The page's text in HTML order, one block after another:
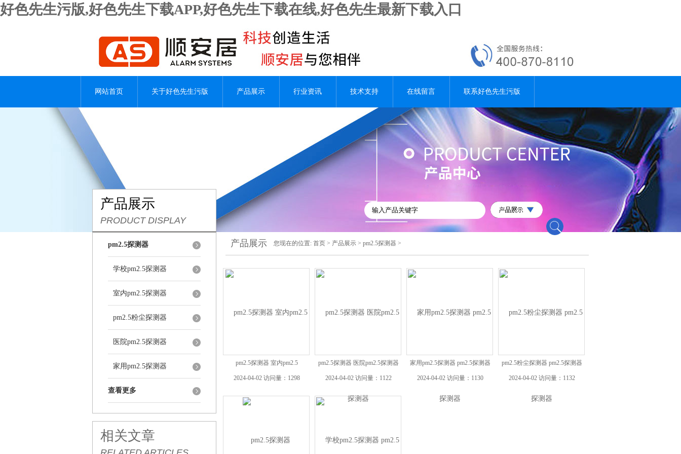
好色先生污版,好色先生下载APP,好色先生下载在线,好色先生最新下载入口
网站首页 关于好色先生污版 产品展示 行业资讯 技术支持 在线留言 联系好色先生污版
产品展示
PRODUCT DISPLAY
pm2.5探测器
学校pm2.5探测器
室内pm2.5探测器
pm2.5粉尘探测器
医院pm2.5探测器
家用pm2.5探测器
查看更多
相关文章
产品展示 您现在的位置: 首页 > 产品展示 > pm2.5探测器 >
pm2.5探测器 室内pm2.5
2024-04-02 访问量：1298
pm2.5探测器 医院pm2.5探测器
2024-04-02 访问量：1122
家用pm2.5探测器 pm2.5探测器
2024-04-02 访问量：1130
pm2.5粉尘探测器 pm2.5探测器
2024-04-02 访问量：1132